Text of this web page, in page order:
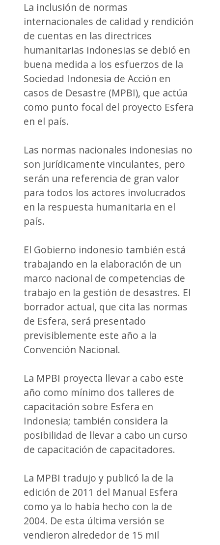
La inclusión de normas
internacionales de calidad y rendición
de cuentas en las directrices
humanitarias indonesias se debió en
buena medida a los esfuerzos de la
Sociedad Indonesia de Acción en
casos de Desastre (MPBI), que actúa
como punto focal del proyecto Esfera
en el país.
Las normas nacionales indonesias no
son jurídicamente vinculantes, pero
serán una referencia de gran valor
para todos los actores involucrados
en la respuesta humanitaria en el
país.
El Gobierno indonesio también está
trabajando en la elaboración de un
marco nacional de competencias de
trabajo en la gestión de desastres. El
borrador actual, que cita las normas
de Esfera, será presentado
previsiblemente este año a la
Convención Nacional.
La MPBI proyecta llevar a cabo este
año como mínimo dos talleres de
capacitación sobre Esfera en
Indonesia; también considera la
posibilidad de llevar a cabo un curso
de capacitación de capacitadores.
La MPBI tradujo y publicó la de la
edición de 2011 del Manual Esfera
como ya lo había hecho con la de
2004. De esta última versión se
vendieron alrededor de 15 mil